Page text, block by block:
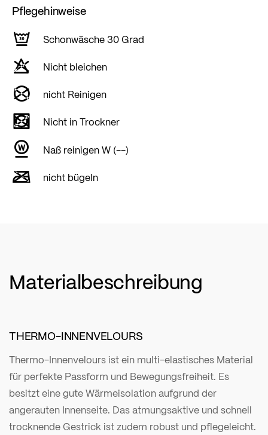
Pflegehinweise
Schonwäsche 30 Grad
Nicht bleichen
nicht Reinigen
Nicht in Trockner
Naß reinigen W (--)
nicht bügeln
Materialbeschreibung
THERMO-INNENVELOURS
Thermo-Innenvelours ist ein multi-elastisches Material
für perfekte Passform und Bewegungsfreiheit. Es
besitzt eine gute Wärmeisolation aufgrund der
angerauten Innenseite. Das atmungsaktive und schnell
trocknende Gestrick ist zudem robust und pflegeleicht.